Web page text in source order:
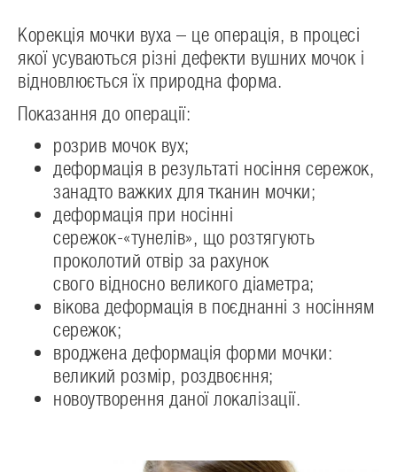
Корекція мочки вуха – це операція, в процесі
якої усуваються різні дефекти вушних мочок і
відновлюється їх природна форма.
Показання до операції:
розрив мочок вух;
деформація в результаті носіння сережок,
занадто важких для тканин мочки;
деформація при носінні
сережок-«тунелів», що розтягують
проколотий отвір за рахунок
свого відносно великого діаметра;
вікова деформація в поєднанні з носінням
сережок;
вроджена деформація форми мочки:
великий розмір, роздвоєння;
новоутворення даної локалізації.